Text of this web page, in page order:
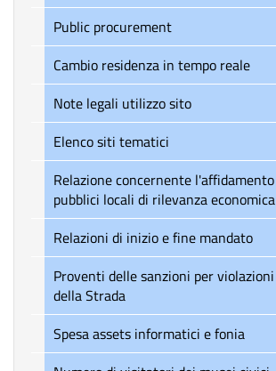
Public procurement
Cambio residenza in tempo reale
Note legali utilizzo sito
Elenco siti tematici
Relazione concernente l'affidamento di servizi
pubblici locali di rilevanza economica
Relazioni di inizio e fine mandato
Proventi delle sanzioni per violazioni del Codice
della Strada
Spesa assets informatici e fonia